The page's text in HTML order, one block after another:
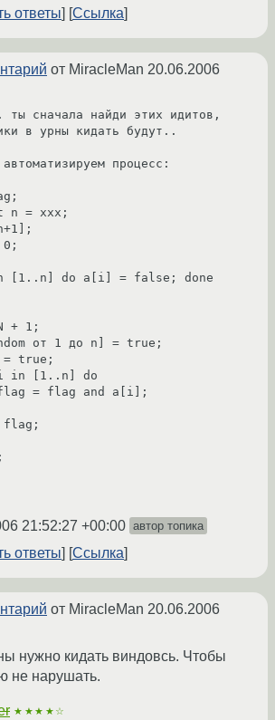
ответы
Ссылка
от MiracleMan 20.06.2006
ты сначала найди этих идитов,
в урны кидать будут..
процесс:
n = xxx;
do a[i] = false; done
21:52:27 +00:00 автор топика
ответы Ссылка
от MiracleMan 20.06.2006
нужно кидать виндовсь. Чтобы
не нарушать.
★★★★☆